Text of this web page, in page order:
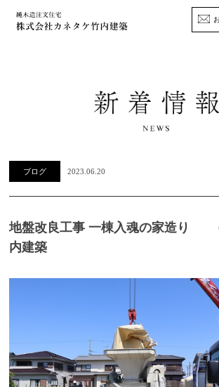
ブログ 2023.06.20
地盤改良工事 一棟入魂の家造り
内建築